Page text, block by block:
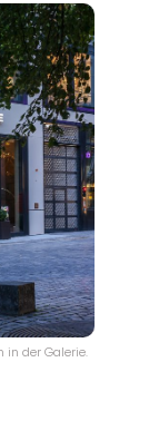
der Galerie.